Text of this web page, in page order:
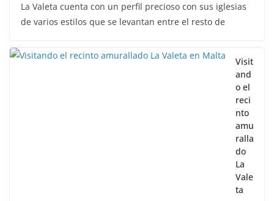
La Valeta cuenta con un perfil precioso con sus iglesias
de varios estilos que se levantan entre el resto de
Visit
and
o el
reci
nto
amu
ralla
do
La
Vale
ta